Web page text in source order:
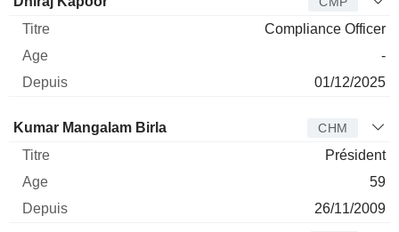
Compliance Officer
-
01/12/2025
Administrateur Titre Age
Kumar Mangalam Birla CHM
Président
59
26/11/2009